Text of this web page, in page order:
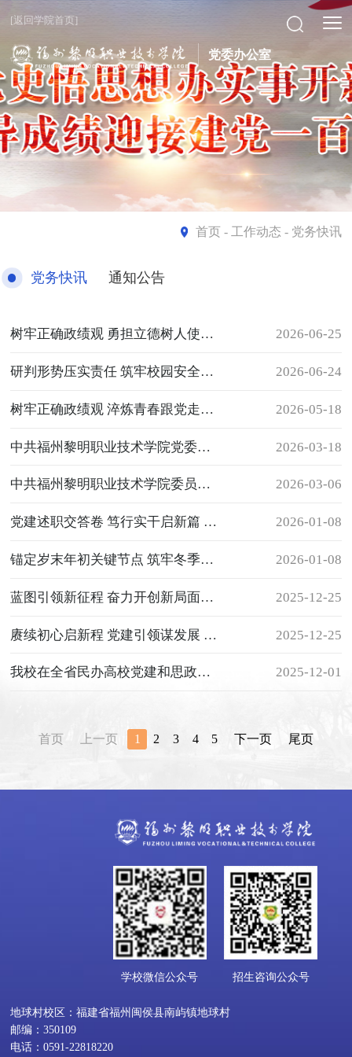
[返回学院首页]
党委办公室
首页- 工作动态 - 党务快讯
党务快讯 通知公告
树牢正确政绩观 勇担立德树人使命—— 学校党委书记讲授树立和践行正确政绩观学习教育专题党课 2026-06-25
研判形势压实责任 筑牢校园安全防线——我校召开2026年上半年安全稳定形势分析研判会 2026-06-24
树牢正确政绩观 淬炼青春跟党走—— 我院举行2026年上半年入党积极分子培训班开班仪式 2026-05-18
中共福州黎明职业技术学院党委召开全面从严治党工作专题研究部署会 2026-03-18
中共福州黎明职业技术学院委员会召开树立和践行正确政绩观学习教育动员部署会 2026-03-06
党建述职交答卷 笃行实干启新篇 ——我院召开2025年度支部书记抓基层党建工作述职报告会 2026-01-08
锚定岁末年初关键节点 筑牢冬季校园安全防线——我院召开2025年下半年安全稳定形势分析研判会 2026-01-08
蓝图引领新征程 奋力开创新局面—— 中共福州黎明职业技术学院委员会召开学习贯彻党的二十届四中全会精神宣讲报告会 2025-12-25
赓续初心启新程 党建引领谋发展 ——中共福州黎明职业技术学院党委换届选举党员大会顺利召开 2025-12-25
我校在全省民办高校党建和思政工作座谈会上作交流发言 2025-12-01
首页 上一页 1 2 3 4 5 下一页 尾页
学校微信公众号 招生咨询公众号
地球村校区：福建省福州闽侯县南屿镇地球村
邮编：350109
电话：0591-22818220